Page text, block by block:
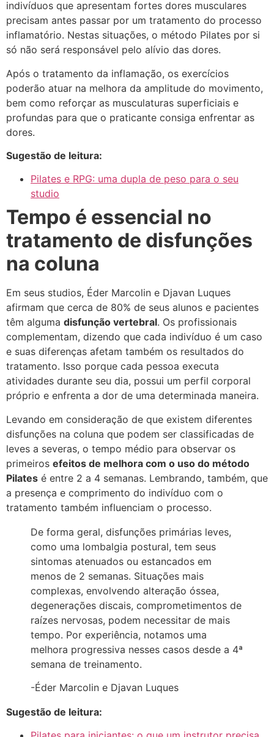
indivíduos que apresentam fortes dores musculares
precisam antes passar por um tratamento do processo
inflamatório. Nestas situações, o método Pilates por si
só não será responsável pelo alívio das dores.
Após o tratamento da inflamação, os exercícios
poderão atuar na melhora da amplitude do movimento,
bem como reforçar as musculaturas superficiais e
profundas para que o praticante consiga enfrentar as
dores.
Sugestão de leitura:
Pilates e RPG: uma dupla de peso para o seu
studio
Tempo é essencial no
tratamento de disfunções
na coluna
Em seus studios, Éder Marcolin e Djavan Luques
afirmam que cerca de 80% de seus alunos e pacientes
têm alguma disfunção vertebral. Os profissionais
complementam, dizendo que cada indivíduo é um caso
e suas diferenças afetam também os resultados do
tratamento. Isso porque cada pessoa executa
atividades durante seu dia, possui um perfil corporal
próprio e enfrenta a dor de uma determinada maneira.
Levando em consideração de que existem diferentes
disfunções na coluna que podem ser classificadas de
leves a severas, o tempo médio para observar os
primeiros efeitos de melhora com o uso do método
Pilates é entre 2 a 4 semanas. Lembrando, também, que
a presença e comprimento do indivíduo com o
tratamento também influenciam o processo.
De forma geral, disfunções primárias leves,
como uma lombalgia postural, tem seus
sintomas atenuados ou estancados em
menos de 2 semanas. Situações mais
complexas, envolvendo alteração óssea,
degenerações discais, comprometimentos de
raízes nervosas, podem necessitar de mais
tempo. Por experiência, notamos uma
melhora progressiva nesses casos desde a 4ª
semana de treinamento.
-Éder Marcolin e Djavan Luques
Sugestão de leitura: